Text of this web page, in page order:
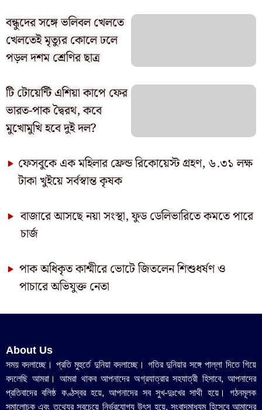
বন্ধুদের সঙ্গে ভলিবল খেলতে
খেলতেই মৃত্যুর কোলে ঢলে
পড়ল দশম শ্রেণির ছাত্র
টি টোয়েন্টি এশিয়া কাপে ফের
ভারত-পাক দ্বৈরথ, কবে
মুখোমুখি হবে দুই দল?
ফেসবুকে এক মহিলার ফ্রেন্ড রিকোয়েস্ট গ্রহণ, ৬.৩১ লক্ষ
টাকা খুইয়ে সর্বস্বান্ত কৃষক
বাজারে আসছে নয়া সংস্থা, ফুড ডেলিভারিতে কমতে পারে
চার্জ
পাক অধিকৃত কাশ্মীরে ভোটে জিতলেন শিশুধর্ষণ ও
পাচারে অভিযুক্ত নেতা
About Us
সময় বদলাচ্ছে। প্রতি মুহুর্তে দুনিয়া বদলাচ্ছে। গতির দুনিয়ার সঙ্গে পাল্লা দিতে গিয়ে
বদলেছি আমরা। আমরা থাকব আপনাদের অগ্রযাত্রার সহযাত্রী হিসাবে, আপনাদের
প্রতিবাদের বলিষ্ঠ কণ্ঠস্বর হয়ে, আপনাদের সব সুখ-দুঃখের সাথী হয়ে। গঠনমূলক
সমালোচক এবং তথ্যের সবচেয়ে নির্ভরযোগ্য উ‍ৎস হয়ে, সংবাদমাধ্যম হিসেবে আমাদের